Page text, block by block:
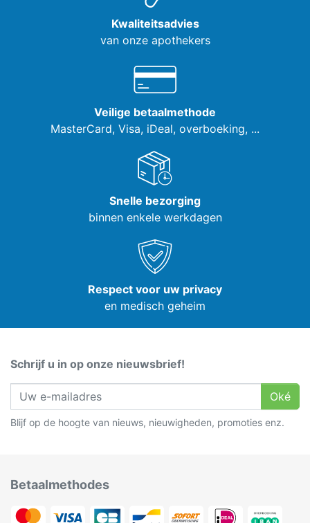
Kwaliteitsadvies
van onze apothekers
Veilige betaalmethode
MasterCard, Visa, iDeal, overboeking, ...
Snelle bezorging
binnen enkele werkdagen
Respect voor uw privacy
en medisch geheim
Schrijf u in op onze nieuwsbrief!
Oké
Blijf op de hoogte van nieuws, nieuwigheden, promoties enz.
Betaalmethodes